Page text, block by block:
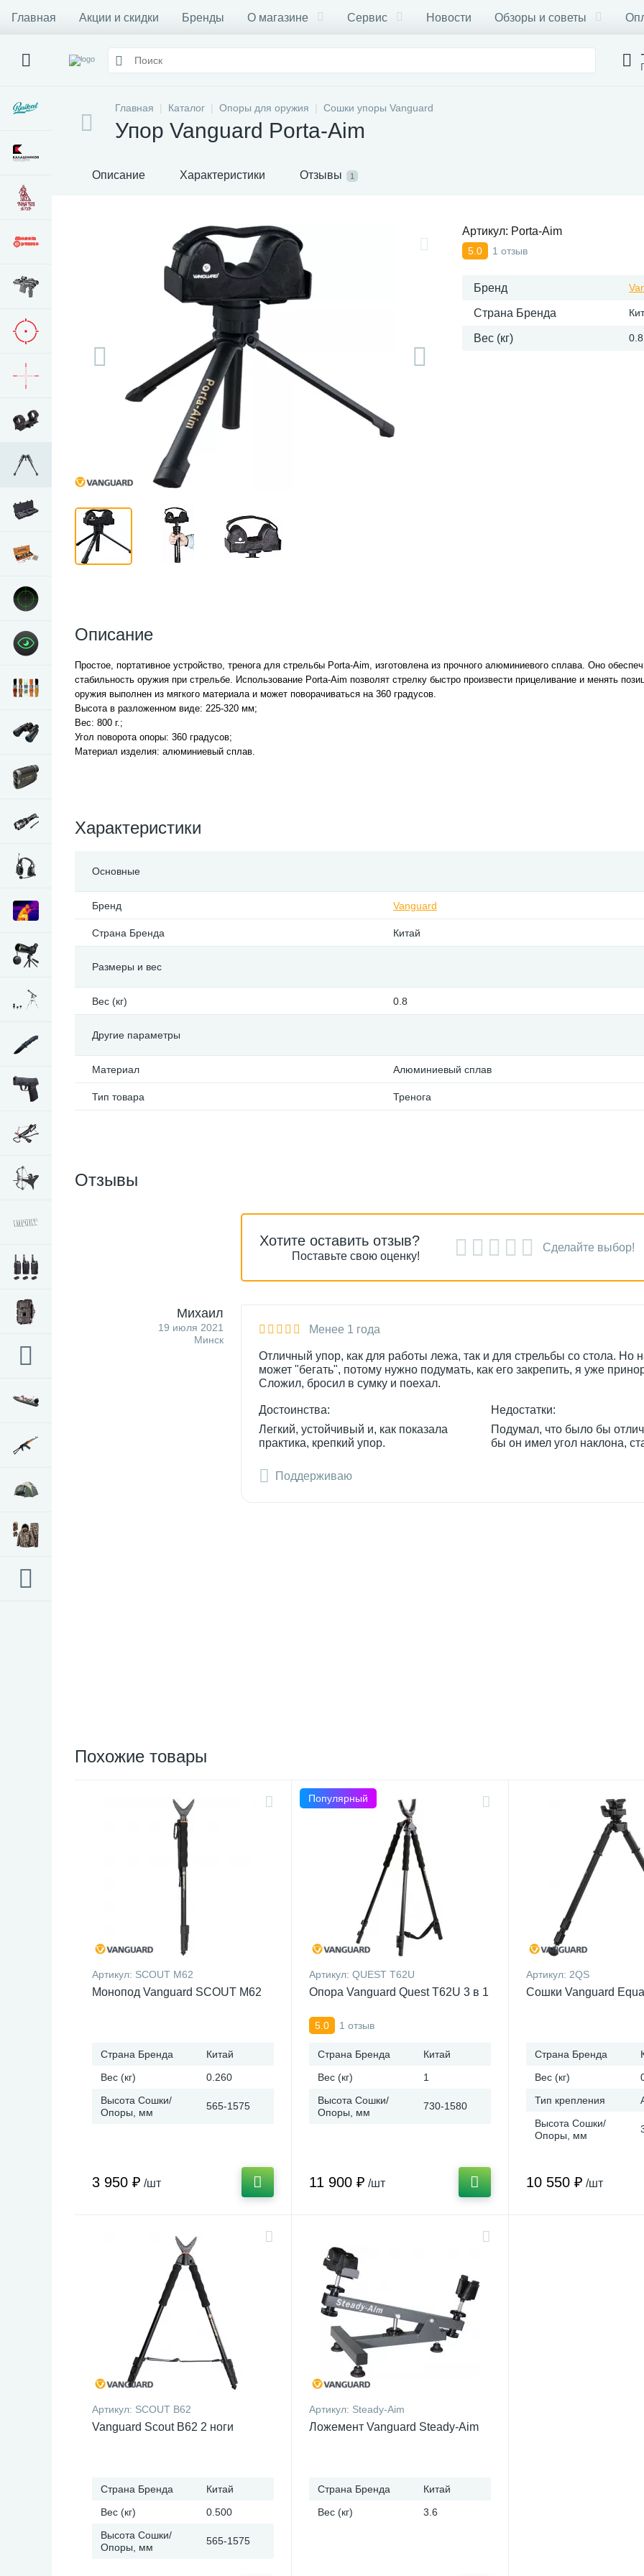
Главная Акции и скидки Бренды О магазине Сервис Новости Обзоры и советы
Главная Каталог Опоры для оружия Сошки упоры Vanguard
Упор Vanguard Porta-Aim
Описание Характеристики Отзывы 1
Артикул: Porta-Aim
5.0 1 отзыв
Бренд
Страна Бренда
Вес (кг) 0.8
Описание
Простое, портативное устройство, тренога для стрельбы Porta-Aim, изготовлена из прочного алюминиевого сплава. Оно
стабильность оружия при стрельбе. Использование Porta-Aim позволят стрелку быстро произвести прицеливание и менять
оружия выполнен из мягкого материала и может поворачиваться на 360 градусов.
Высота в разложенном виде: 225-320 мм;
Вес: 800 г.;
Угол поворота опоры: 360 градусов;
Материал изделия: алюминиевый сплав.
Характеристики
Основные
Бренд Vanguard
Страна Бренда Китай
Размеры и вес
Вес (кг) 0.8
Другие параметры
Материал Алюминиевый сплав
Тип товара Тренога
Отзывы
Хотите оставить отзыв?
Поставьте свою оценку!
Сделайте выбор!
Михаил
19 июля 2021
Минск
Менее 1 года
Отличный упор, как для работы лежа, так и для стрельбы со стола. Но
может "бегать", потому нужно подумать, как его закрепить, я уже
Сложил, бросил в сумку и поехал.
Достоинства:
Легкий, устойчивый и, как показала
практика, крепкий упор.
Недостатки:
Подумал, что было бы
бы он имел угол наклона,
Поддерживаю
Похожие товары
Артикул: SCOUT M62
Монопод Vanguard SCOUT M62
Страна Бренда
Китай
Вес (кг)
0.260
Высота Сошки/
Опоры, мм
565-1575
3 950 ₽ /шт
Популярный
Артикул: QUEST T62U
Опора Vanguard Quest T62U 3 в 1
5.0 1 отзыв
Страна Бренда
Китай
Вес (кг)
1
Высота Сошки/
Опоры, мм
730-1580
11 900 ₽ /шт
Артикул: 2QS
Сошки Vanguard
Страна Бренда
Вес (кг)
Тип крепления
Высота Сошки/
Опоры, мм
10 550 ₽ /шт
Артикул: SCOUT B62
Vanguard Scout B62 2 ноги
Страна Бренда
Китай
Вес (кг)
0.500
Высота Сошки/
Опоры, мм
565-1575
Артикул: Steady-Aim
Ложемент Vanguard Steady-Aim
Страна Бренда
Китай
Вес (кг)
3.6